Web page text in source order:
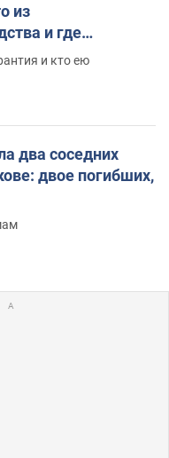
из
и где
и кто ею
два соседних
двое погибших,